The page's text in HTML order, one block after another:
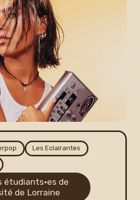
Les Eclairantes
étudiants·es de
de Lorraine
Plus
infos